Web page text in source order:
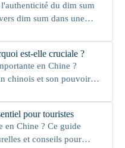
du dim sum
dim sum dans une
est-elle cruciale ?
en Chine ?
chinois et son pouvoir
pour touristes
en Chine ? Ce guide
et conseils pour